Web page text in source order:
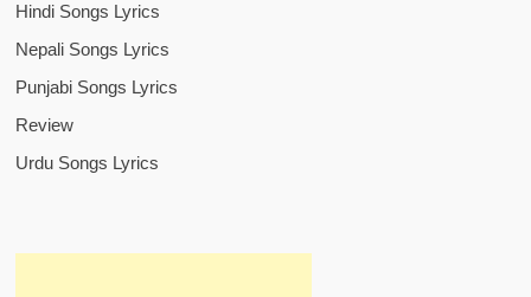
Hindi Songs Lyrics
Nepali Songs Lyrics
Punjabi Songs Lyrics
Review
Urdu Songs Lyrics